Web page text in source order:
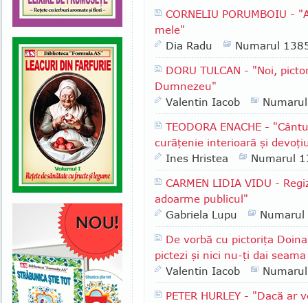
CORNELIU PORUMBOIU
mele"
Dia Radu
Numarul
DORU TULCAN - "Noi,
Dumnezeu"
Valentin Iacob
TEODORA ENACHE -
curăţenie interioară şi
Ines Hristea
Numarul
CARMEN LIDIA VIDU -
adoarme publicul"
Gabriela Lupu
De vorbă cu pictoriţa
pictezi şi nici nu-ţi dai
Valentin Iacob
PETER HURLEY - "Dacă